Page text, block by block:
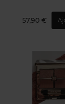
57,90 €